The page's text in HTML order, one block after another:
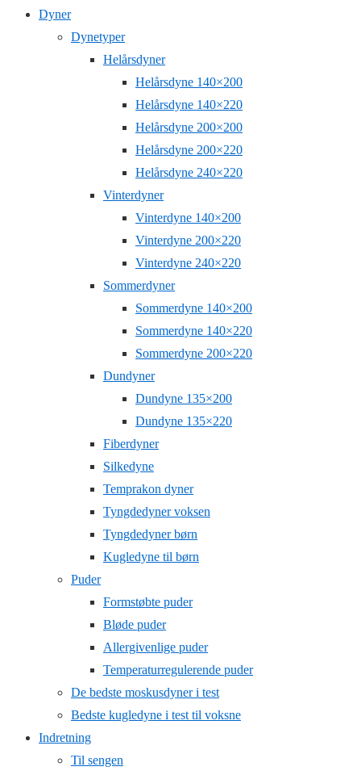
Dyner
Dynetyper
Helårsdyner
Helårsdyne 140×200
Helårsdyne 140×220
Helårsdyne 200×200
Helårsdyne 200×220
Helårsdyne 240×220
Vinterdyner
Vinterdyne 140×200
Vinterdyne 200×220
Vinterdyne 240×220
Sommerdyner
Sommerdyne 140×200
Sommerdyne 140×220
Sommerdyne 200×220
Dundyner
Dundyne 135×200
Dundyne 135×220
Fiberdyner
Silkedyne
Temprakon dyner
Tyngdedyner voksen
Tyngdedyner børn
Kugledyne til børn
Puder
Formstøbte puder
Bløde puder
Allergivenlige puder
Temperaturregulerende puder
De bedste moskusdyner i test
Bedste kugledyne i test til voksne
Indretning
Til sengen